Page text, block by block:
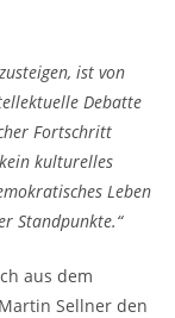
ist von
Debatte
Fortschritt
kulturelles
Leben
Standpunkte.“
aus dem
Sellner den